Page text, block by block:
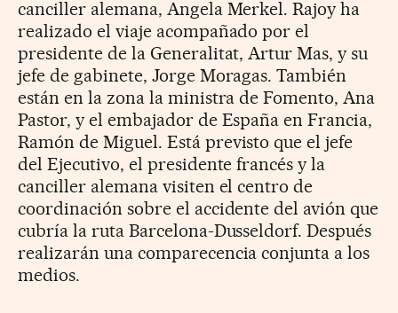
canciller alemana, Angela Merkel. Rajoy ha
realizado el viaje acompañado por el
presidente de la Generalitat, Artur Mas, y su
jefe de gabinete, Jorge Moragas. También
están en la zona la ministra de Fomento, Ana
Pastor, y el embajador de España en Francia,
Ramón de Miguel. Está previsto que el jefe
del Ejecutivo, el presidente francés y la
canciller alemana visiten el centro de
coordinación sobre el accidente del avión que
cubría la ruta Barcelona-Dusseldorf. Después
realizarán una comparecencia conjunta a los
medios.